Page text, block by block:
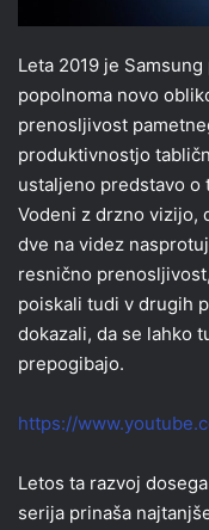
Leta 2019 je
popolnoma novo
prenosljivost
produktivnostjo
ustaljeno predstavo o
Vodeni z drzno vizijo,
dve na videz
resnično
poiskali tudi v drugih
dokazali, da se lahko
prepogibajo.
https://
Letos ta razvoj
serija prinaša